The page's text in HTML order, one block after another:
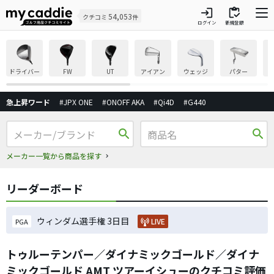
クチコミ 54,053件 login
ログイン
inventory
新規登録
ドライバー FW UT アイアン ウェッジ パター
急上昇ワード #JPX ONE #ONOFF AKA #Qi4D #G440
search
メーカー一覧から商品を探す
search
リーダーボード
PGA ウィンダム選手権 3日目 LIVE
トゥルーテンパー／ダイナミックゴールド／ダイナ
ミックゴールド AMT ツアーイシューのクチコミ評価